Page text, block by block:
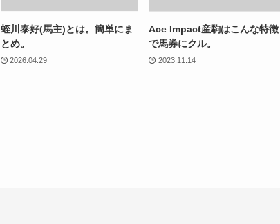
蛭川泰好(馬主)とは。簡単にま
とめ。
2026.04.29
Ace Impact産駒はこんな特徴
で馬券にクル。
2023.11.14